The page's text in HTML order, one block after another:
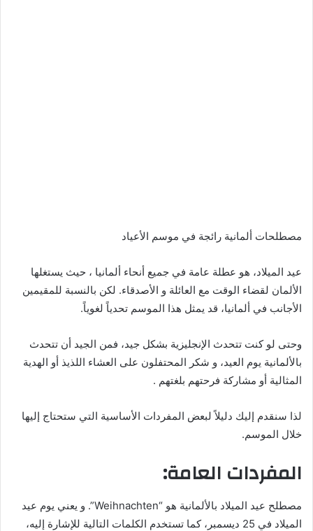
مصطلحات ألمانية رائجة في موسم الأعياد
عيد الميلاد، هو عطلة عامة في جميع أنحاء ألمانيا ، حيث يستغلها
الألمان لقضاء الوقت مع العائلة و الأصدقاء. لكن بالنسبة للمقيمين
الأجانب في ألمانيا، قد يمثل هذا الموسم تحدياً لغوياً.
وحتى لو كنت تتحدث الإنجليزية بشكل جيد، فمن الجيد أن تتحدث
بالألمانية يوم العيد، و شكر المحتفلون على العشاء اللذيذ أو الهدية
المثالية أو مشاركة فرحتهم بلغتهم .
لذا سنقدم إليك دليلاً لبعض المفردات الأساسية التي ستحتاج إليها
خلال الموسم.
المفردات العامة:
مصطلح عيد الميلاد بالألمانية هو “Weihnachten”. و يعني يوم عيد
الميلاد في 25 ديسمبر، كما تستخدم الكلمات التالية للإشارة إليه،